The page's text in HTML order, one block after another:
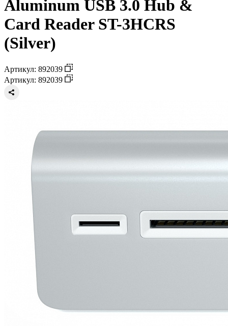
Aluminum USB 3.0 Hub &
Card Reader ST-3HCRS
(Silver)
Артикул: 892039
Артикул: 892039